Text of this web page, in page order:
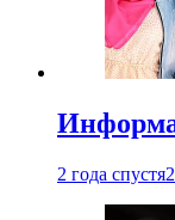
2 года спустя